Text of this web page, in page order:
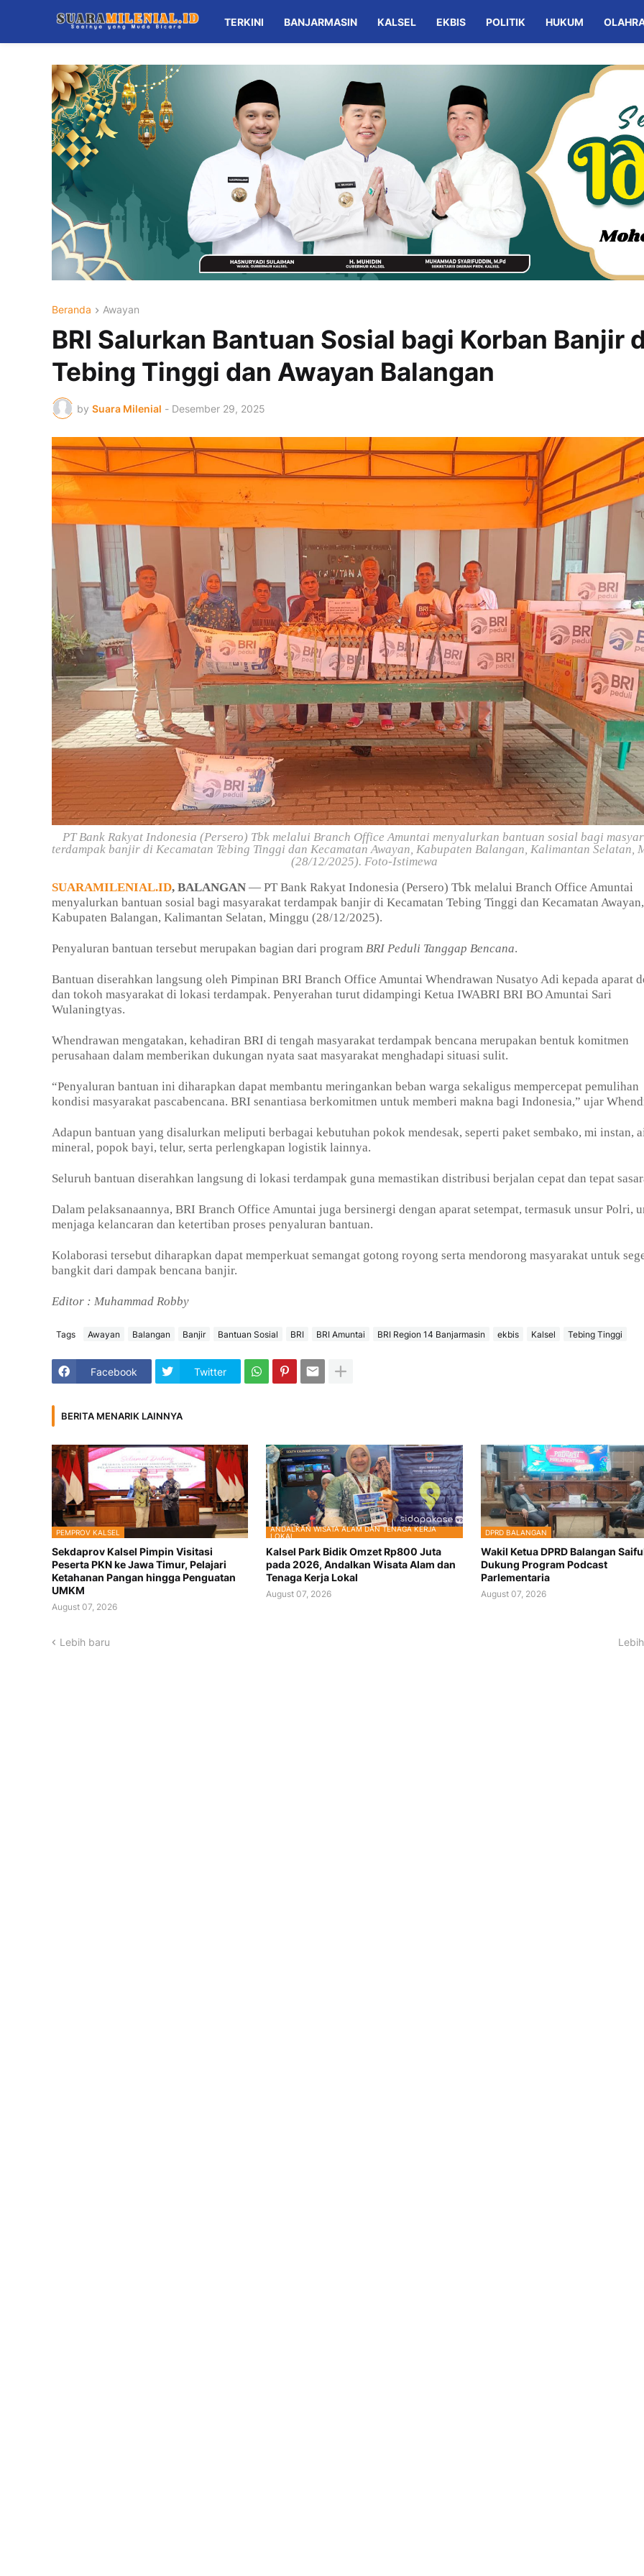
TERKINI BANJARMASIN KALSEL EKBIS POLITIK HUKUM
Beranda Awayan
BRI Salurkan Bantuan Sosial bagi Korban Banjir
Tebing Tinggi dan Awayan Balangan
by Suara Milenial - Desember 29, 2025
PT Bank Rakyat Indonesia (Persero) Tbk melalui Branch Office Amuntai menyalurkan bantuan sosial bagi
terdampak banjir di Kecamatan Tebing Tinggi dan Kecamatan Awayan, Kabupaten Balangan, Kalimantan Selatan,
(28/12/2025). Foto-Istimewa
SUARAMILENIAL.ID, BALANGAN — PT Bank Rakyat Indonesia (Persero) Tbk melalui Branch Office Amuntai
menyalurkan bantuan sosial bagi masyarakat terdampak banjir di Kecamatan Tebing Tinggi dan Kecamatan Awayan,
Kabupaten Balangan, Kalimantan Selatan, Minggu (28/12/2025).
Penyaluran bantuan tersebut merupakan bagian dari program BRI Peduli Tanggap Bencana.
Bantuan diserahkan langsung oleh Pimpinan BRI Branch Office Amuntai Whendrawan Nusatyo Adi kepada aparat
dan tokoh masyarakat di lokasi terdampak. Penyerahan turut didampingi Ketua IWABRI BRI BO Amuntai Sari
Wulaningtyas.
Whendrawan mengatakan, kehadiran BRI di tengah masyarakat terdampak bencana merupakan bentuk komitmen
perusahaan dalam memberikan dukungan nyata saat masyarakat menghadapi situasi sulit.
“Penyaluran bantuan ini diharapkan dapat membantu meringankan beban warga sekaligus mempercepat pemulihan
kondisi masyarakat pascabencana. BRI senantiasa berkomitmen untuk memberi makna bagi Indonesia,” ujar
Adapun bantuan yang disalurkan meliputi berbagai kebutuhan pokok mendesak, seperti paket sembako, mi instan,
mineral, popok bayi, telur, serta perlengkapan logistik lainnya.
Seluruh bantuan diserahkan langsung di lokasi terdampak guna memastikan distribusi berjalan cepat dan tepat
Dalam pelaksanaannya, BRI Branch Office Amuntai juga bersinergi dengan aparat setempat, termasuk unsur Polri,
menjaga kelancaran dan ketertiban proses penyaluran bantuan.
Kolaborasi tersebut diharapkan dapat memperkuat semangat gotong royong serta mendorong masyarakat untuk
bangkit dari dampak bencana banjir.
Editor : Muhammad Robby
Tags Awayan Balangan Banjir Bantuan Sosial BRI BRI Amuntai BRI Region 14 Banjarmasin ekbis Kalsel Tebing Tinggi
Facebook Twitter
BERITA MENARIK LAINNYA
PEMPROV KALSEL
Sekdaprov Kalsel Pimpin Visitasi
Peserta PKN ke Jawa Timur, Pelajari
Ketahanan Pangan hingga Penguatan
UMKM
August 07, 2026
ANDALKAN WISATA ALAM DAN TENAGA KERJA
LOKAL
Kalsel Park Bidik Omzet Rp800 Juta
pada 2026, Andalkan Wisata Alam dan
Tenaga Kerja Lokal
August 07, 2026
DPRD BALANGAN
Wakil Ketua DPRD Balangan
Dukung Program Podcast
Parlementaria
August 07, 2026
Lebih baru